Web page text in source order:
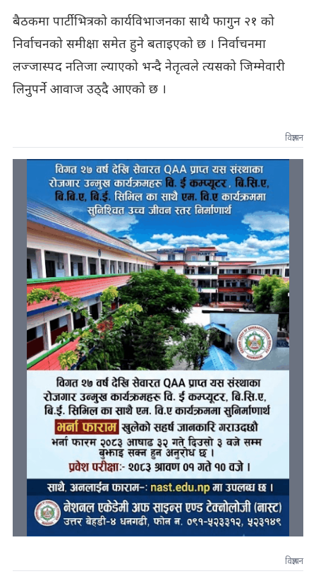
बैठकमा पार्टीभित्रको कार्यविभाजनका साथै फागुन २१ को
निर्वाचनको समीक्षा समेत हुने बताइएको छ । निर्वाचनमा
लज्जास्पद नतिजा ल्याएको भन्दै नेतृत्वले त्यसको जिम्मेवारी
लिनुपर्ने आवाज उठ्दै आएको छ ।
विज्ञापन
विज्ञापन